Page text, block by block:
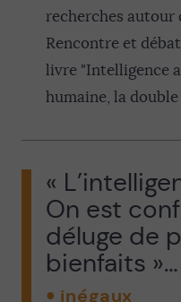
recherches autour
Rencontre et
livre "Intelligence
humaine, la double
«
On est
déluge de
bienfaits »…
inégaux